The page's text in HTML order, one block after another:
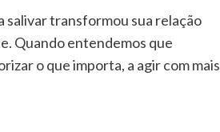
salivar transformou sua relação
Quando entendemos que
o que importa, a agir com mais